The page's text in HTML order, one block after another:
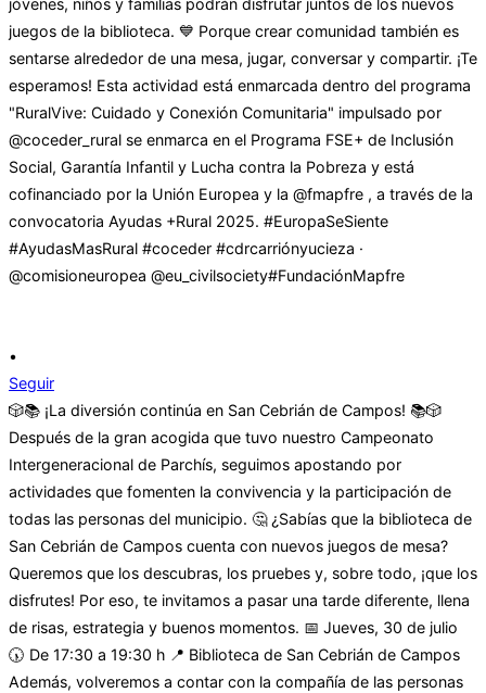
•
Seguir
🎲📚 ¡La diversión continúa en San Cebrián de Campos! 📚🎲
Después de la gran acogida que tuvo nuestro Campeonato
Intergeneracional de Parchís, seguimos apostando por
actividades que fomenten la convivencia y la participación de
todas las personas del municipio. 🤔 ¿Sabías que la biblioteca de
San Cebrián de Campos cuenta con nuevos juegos de mesa?
Queremos que los descubras, los pruebes y, sobre todo, ¡que los
disfrutes! Por eso, te invitamos a pasar una tarde diferente, llena
de risas, estrategia y buenos momentos. 📅 Jueves, 30 de julio
🕠 De 17:30 a 19:30 h 📍 Biblioteca de San Cebrián de Campos
Además, volveremos a contar con la compañía de las personas